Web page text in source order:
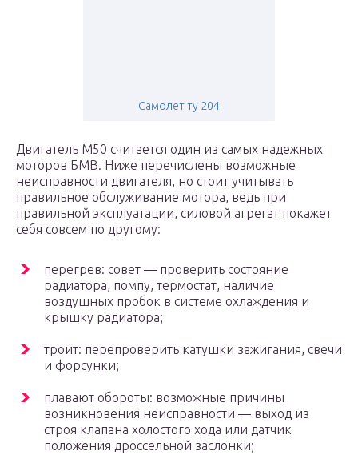
Самолет ту 204
Двигатель М50 считается один из самых надежных
моторов БМВ. Ниже перечислены возможные
неисправности двигателя, но стоит учитывать
правильное обслуживание мотора, ведь при
правильной эксплуатации, силовой агрегат покажет
себя совсем по другому:
перегрев: совет — проверить состояние
радиатора, помпу, термостат, наличие
воздушных пробок в системе охлаждения и
крышку радиатора;
троит: перепроверить катушки зажигания, свечи
и форсунки;
плавают обороты: возможные причины
возникновения неисправности — выход из
строя клапана холостого хода или датчик
положения дроссельной заслонки;